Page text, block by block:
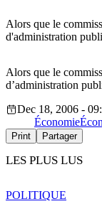
Alors que le
d'administration
Alors que le
d’administration
Dec 18, 2006 -
Économie
Print Partager
LES PLUS LUS
POLITIQUE